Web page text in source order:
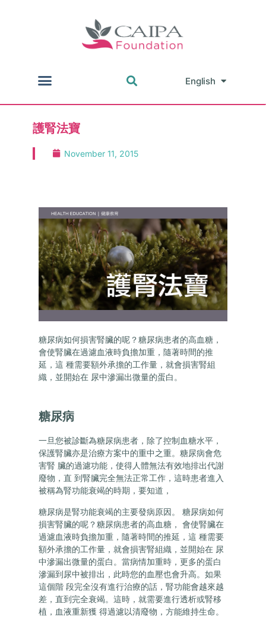
English
中文
護腎法寶
November 11, 2015
糖尿病如何損害腎臟的呢？糖尿病患者的高血糖，
會使腎臟在過濾血液時負擔加重，隨著時間的推
延，這 種需要額外承擔的工作量，就會損害腎組
織，並開始在 尿中滲漏出微量的蛋白。
糖尿病
一旦您被診斷為糖尿病患者，除了控制血糖水平，
保護腎臟亦是治療方案中的重中之重。糖尿病會危
害腎 臟的過濾功能，使得人體無法有效地排出代謝
廢物，直 到腎臟完全無法正常工作，這時患者進入
被稱為腎功能衰竭的時期，要知道，
糖尿病是腎功能衰竭的主要發病原因。 糖尿病如何
損害腎臟的呢？糖尿病患者的高血糖， 會使腎臟在
過濾血液時負擔加重，隨著時間的推延，這 種需要
額外承擔的工作量，就會損害腎組織，並開始在 尿
中滲漏出微量的蛋白。當病情加重時，更多的蛋白
滲漏到尿中被排出，此時您的血壓也會升高。如果
這個階 段完全沒有進行治療的話，腎功能會越來越
差，直到完全衰竭。這時，就需要進行透析或腎移
植，血液重新獲 得過濾以清廢物，方能維持生命。